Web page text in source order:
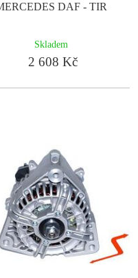
DAF - TIR
Skladem
2 608 Kč